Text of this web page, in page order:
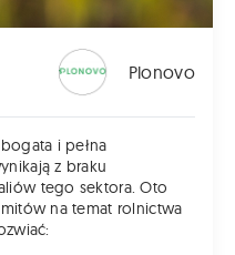
Plonovo
i pełna
z braku
tego sektora. Oto
na temat rolnictwa